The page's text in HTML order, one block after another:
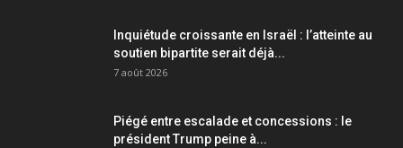
Inquiétude croissante en Israël : l’atteinte au
soutien bipartite serait déjà...
7 août 2026
Piégé entre escalade et concessions : le
président Trump peine à...